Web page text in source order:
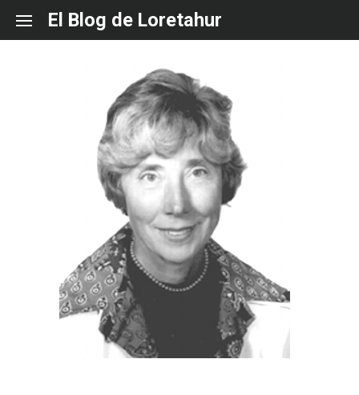
content
El Blog de Loretahur